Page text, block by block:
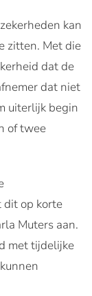
kan
zitten. Met die
dat de
dat niet
uiterlijk begin
of twee
dit op korte
Muters aan.
met tijdelijke